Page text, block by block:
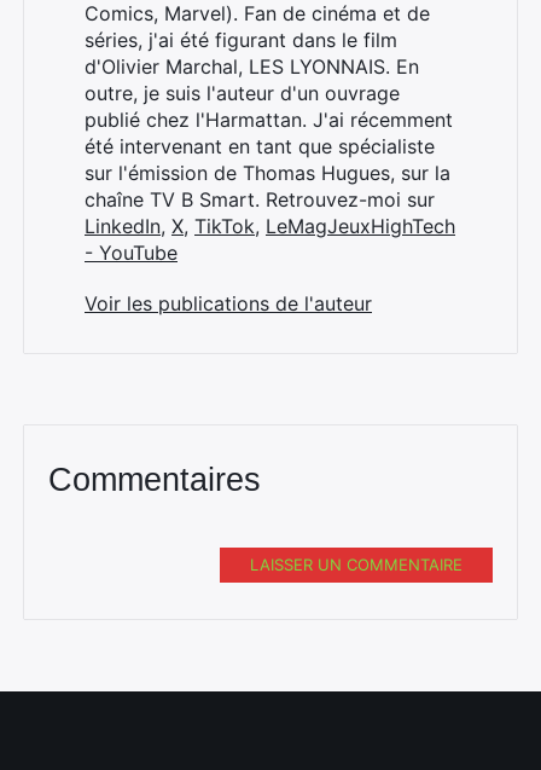
Comics, Marvel). Fan de cinéma et de
séries, j'ai été figurant dans le film
d'Olivier Marchal, LES LYONNAIS. En
outre, je suis l'auteur d'un ouvrage
publié chez l'Harmattan. J'ai récemment
été intervenant en tant que spécialiste
sur l'émission de Thomas Hugues, sur la
chaîne TV B Smart. Retrouvez-moi sur
LinkedIn, X, TikTok, LeMagJeuxHighTech
- YouTube
Voir les publications de l'auteur
Commentaires
LAISSER UN COMMENTAIRE